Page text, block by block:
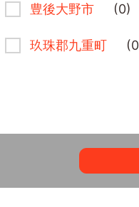
豊後大野市 (0)
玖珠郡九重町